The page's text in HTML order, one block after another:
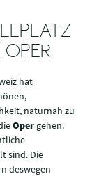
hat
naturnah zu
Oper gehen.
sind. Die
deswegen